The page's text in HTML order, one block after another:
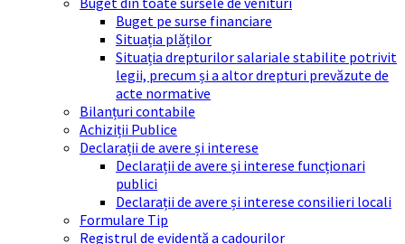
Buget pe surse financiare
Situația plăților
Situația drepturilor salariale stabilite potrivit
legii, precum și a altor drepturi prevăzute de
acte normative
Bilanțuri contabile
Achiziții Publice
Declarații de avere și interese
Declarații de avere și interese funcționari
publici
Declarații de avere și interese consilieri locali
Formulare Tip
Registrul de evidență a cadourilor